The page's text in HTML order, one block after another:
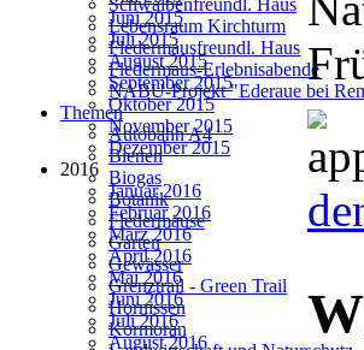
Schwalbenfreundl. Haus
Lebensraum Kirchturm
Fledermausfreundl. Haus
Fledermaus-Erlebnisabende
NABU-Projekt "Ederaue bei
Themen
Autobahn A4
Bienen
Biogas
Botanik
Fledermäuse
Garten
Gewässer
Grenztrail - Green Trail
Hornissen
Kormoran
Juni 2015
Juli 2015
August 2015
September 2015
Oktober 2015
November 2015
Dezember 2015
2016
Januar 2016
Februar 2016
März 2016
April 2016
Mai 2016
Juni 2016
Juli 2016
August 2016